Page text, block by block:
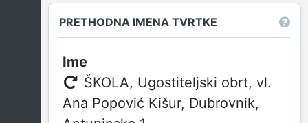
PRETHODNA IMENA TVRTKE
ŠKOLA, Ugostiteljski obrt, vl.
Ana Popović Kišur, Dubrovnik,